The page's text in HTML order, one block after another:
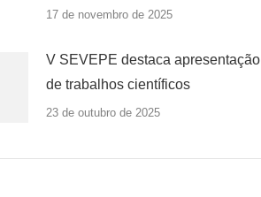
17 de novembro de 2025
V SEVEPE destaca apresentação
de trabalhos científicos
23 de outubro de 2025